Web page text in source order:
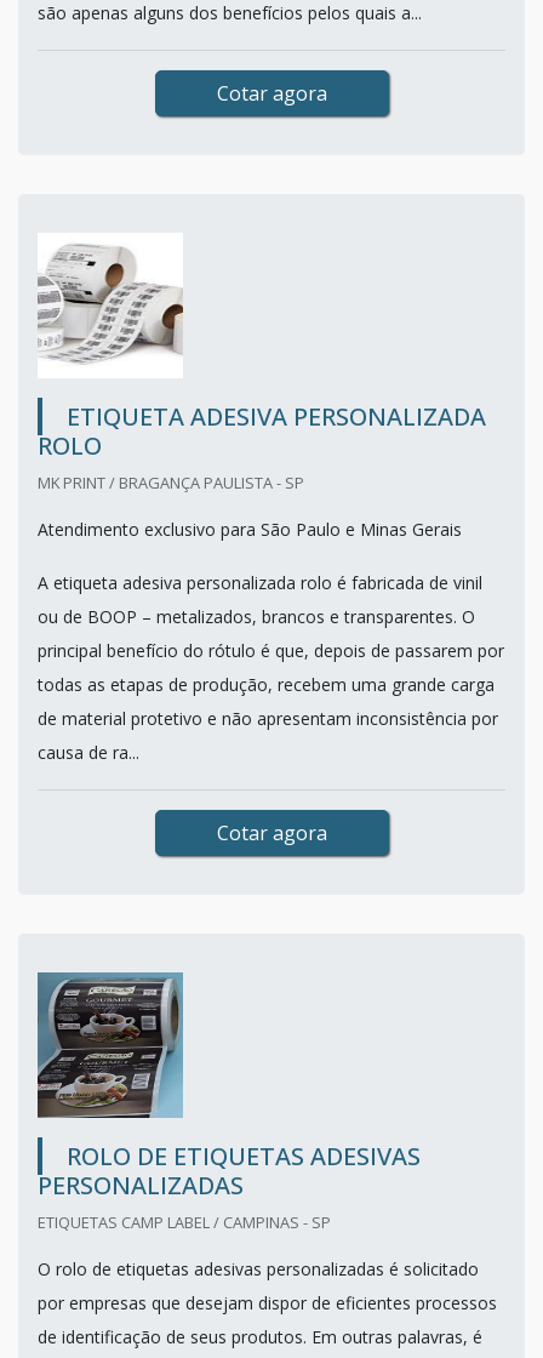
são apenas alguns dos benefícios pelos quais a...
Cotar agora
ETIQUETA ADESIVA PERSONALIZADA
ROLO
MK PRINT / BRAGANÇA PAULISTA - SP
Atendimento exclusivo para São Paulo e Minas Gerais
A etiqueta adesiva personalizada rolo é fabricada de vinil
ou de BOOP – metalizados, brancos e transparentes. O
principal benefício do rótulo é que, depois de passarem por
todas as etapas de produção, recebem uma grande carga
de material protetivo e não apresentam inconsistência por
causa de ra...
Cotar agora
ROLO DE ETIQUETAS ADESIVAS
PERSONALIZADAS
ETIQUETAS CAMP LABEL / CAMPINAS - SP
O rolo de etiquetas adesivas personalizadas é solicitado
por empresas que desejam dispor de eficientes processos
de identificação de seus produtos. Em outras palavras, é